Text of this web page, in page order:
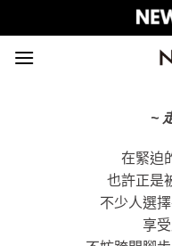
to
content
~
在緊迫
也許正是
不少人選
享